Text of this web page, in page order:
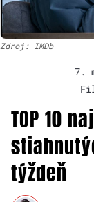
Zdroj: IMDb
7.
TOP 10
týždeň